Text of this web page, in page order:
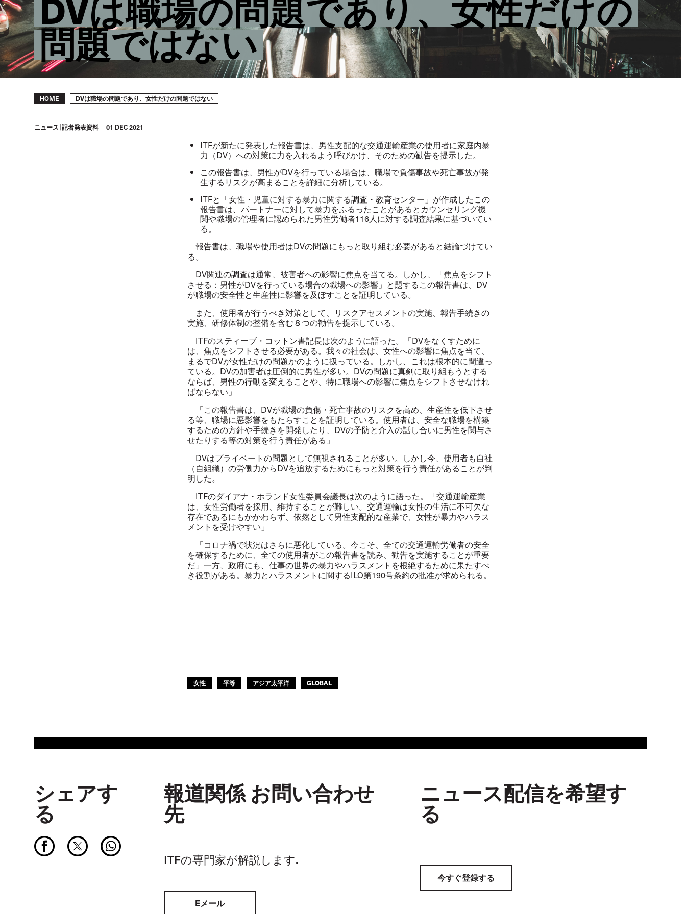
問題ではない
Breadcrumb
HOME DVは職場の問題であり、女性だけの問題ではない
ニュース 記者発表資料 01 DEC 2021
ITFが新たに発表した報告書は、男性支配的な交通運輸産業の使用者に家庭内暴
力（DV）への対策に力を入れるよう呼びかけ、そのための勧告を提示した。
この報告書は、男性がDVを行っている場合は、職場で負傷事故や死亡事故が発
生するリスクが高まることを詳細に分析している。
ITFと「女性・児童に対する暴力に関する調査・教育センター」が作成したこの
報告書は、パートナーに対して暴力をふるったことがあるとカウンセリング機
関や職場の管理者に認められた男性労働者116人に対する調査結果に基づいてい
る。
報告書は、職場や使用者はDVの問題にもっと取り組む必要があると結論づけてい
る。
DV関連の調査は通常、被害者への影響に焦点を当てる。しかし、「焦点をシフト
させる：男性がDVを行っている場合の職場への影響」と題するこの報告書は、DV
が職場の安全性と生産性に影響を及ぼすことを証明している。
また、使用者が行うべき対策として、リスクアセスメントの実施、報告手続きの
実施、研修体制の整備を含む８つの勧告を提示している。
ITFのスティーブ・コットン書記長は次のように語った。「DVをなくすために
は、焦点をシフトさせる必要がある。我々の社会は、女性への影響に焦点を当て、
まるでDVが女性だけの問題かのように扱っている。しかし、これは根本的に間違っ
ている。DVの加害者は圧倒的に男性が多い。DVの問題に真剣に取り組もうとする
ならば、男性の行動を変えることや、特に職場への影響に焦点をシフトさせなけれ
ばならない」
「この報告書は、DVが職場の負傷・死亡事故のリスクを高め、生産性を低下させ
る等、職場に悪影響をもたらすことを証明している。使用者は、安全な職場を構築
するための方針や手続きを開発したり、DVの予防と介入の話し合いに男性を関与さ
せたりする等の対策を行う責任がある」
DVはプライベートの問題として無視されることが多い。しかし今、使用者も自社
（自組織）の労働力からDVを追放するためにもっと対策を行う責任があることが判
明した。
ITFのダイアナ・ホランド女性委員会議長は次のように語った。「交通運輸産業
は、女性労働者を採用、維持することが難しい。交通運輸は女性の生活に不可欠な
存在であるにもかかわらず、依然として男性支配的な産業で、女性が暴力やハラス
メントを受けやすい」
「コロナ禍で状況はさらに悪化している。今こそ、全ての交通運輸労働者の安全
を確保するために、全ての使用者がこの報告書を読み、勧告を実施することが重要
だ」一方、政府にも、仕事の世界の暴力やハラスメントを根絶するために果たすべ
き役割がある。暴力とハラスメントに関するILO第190号条約の批准が求められる。
女性 平等 アジア太平洋 GLOBAL
シェアす
る
報道関係 お問い合わせ
先
ITFの専門家が解説します.
Eメール
ニュース配信を希望す
る
今すぐ登録する